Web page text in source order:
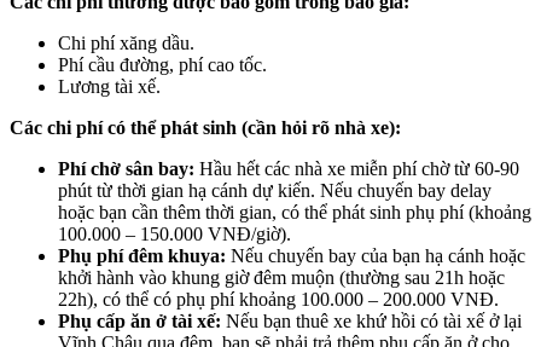
Chi phí xăng dầu.
Phí cầu đường, phí cao tốc.
Lương tài xế.
Các chi phí có thể phát sinh (cần hỏi rõ nhà xe):
Phí chờ sân bay: Hầu hết các nhà xe miễn phí chờ từ 60-90
phút từ thời gian hạ cánh dự kiến. Nếu chuyến bay delay
hoặc bạn cần thêm thời gian, có thể phát sinh phụ phí (khoảng
100.000 – 150.000 VNĐ/giờ).
Phụ phí đêm khuya: Nếu chuyến bay của bạn hạ cánh hoặc
khởi hành vào khung giờ đêm muộn (thường sau 21h hoặc
22h), có thể có phụ phí khoảng 100.000 – 200.000 VNĐ.
Phụ cấp ăn ở tài xế: Nếu bạn thuê xe khứ hồi có tài xế ở lại
Vĩnh Châu qua đêm, bạn sẽ phải trả thêm phụ cấp ăn ở cho